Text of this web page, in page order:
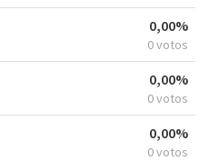
0,00%
0 votos
0,00%
0 votos
0,00%
0 votos